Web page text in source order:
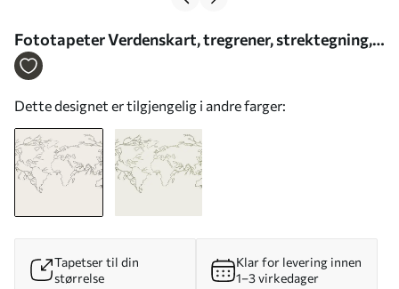
Fototapeter Verdenskart, tregrener, strektegning,
minimalisme, natur, beige Nr. u99731
Dette designet er tilgjengelig i andre farger:
Tapetser til din
størrelse
Klar for levering innen
1–3 virkedager